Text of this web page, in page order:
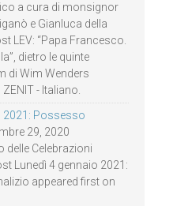
a cura di monsignor
e Gianluca della
LEV: “Papa Francesco.
dietro le quinte
di Wim Wenders
- Italiano.
2021: Possesso
29, 2020
delle Celebrazioni
Lunedì 4 gennaio 2021:
appeared first on